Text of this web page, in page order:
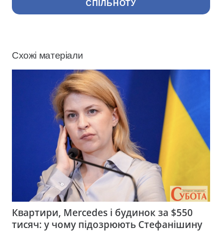
СПІЛЬНОТУ
Схожі матеріали
Квартири, Mercedes і будинок за $550
тисяч: у чому підозрюють Стефанішину